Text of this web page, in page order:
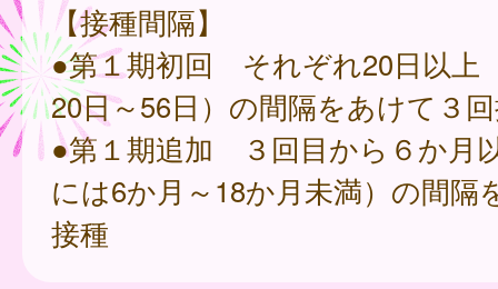
【接種間隔】
●第１期初回 それぞれ20日以上
20日～56日）の間隔をあけて３
●第１期追加 ３回目から６か月
には6か月～18か月未満）の間隔
接種